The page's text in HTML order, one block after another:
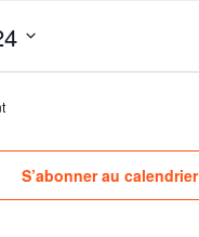
S’abonner au calendrier